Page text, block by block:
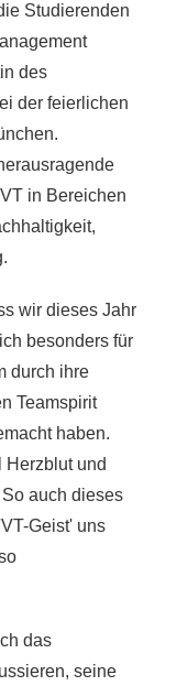
Studierenden
des
der feierlichen
in Bereichen
wir dieses Jahr
besonders für
durch ihre
Teamspirit
haben.
Herzblut und
auch dieses
Geist' uns
das
seine